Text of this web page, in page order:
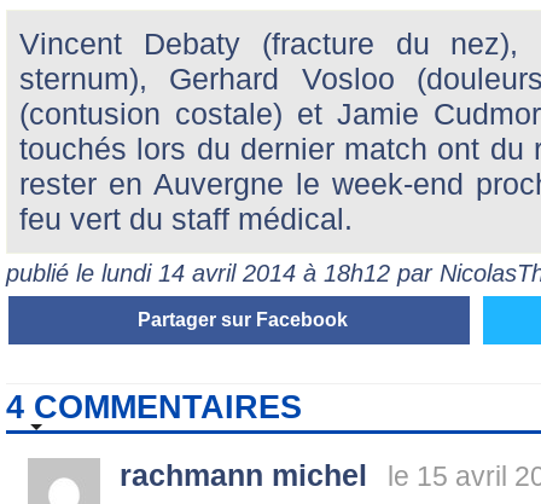
Vincent Debaty (fracture du nez),
sternum), Gerhard Vosloo
(contusion costale) et Jamie
touchés lors du dernier match ont du
rester en Auvergne le week-end
feu vert du staff médical.
publié le lundi 14 avril 2014 à 18h12 par
Partager sur Facebook
4 COMMENTAIRES
rachmann michel le 15 avril